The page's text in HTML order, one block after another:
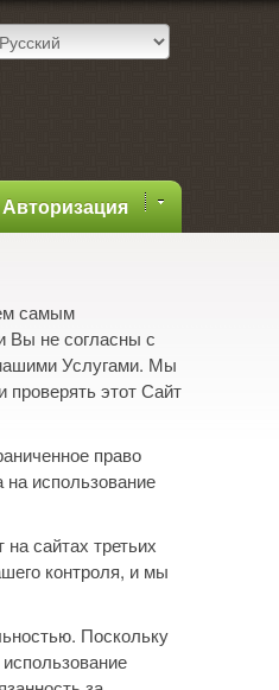
Авторизация
самым
Вы не согласны с
Услугами. Мы
этот Сайт
право
использование
сайтах третьих
контроля, и мы
Поскольку